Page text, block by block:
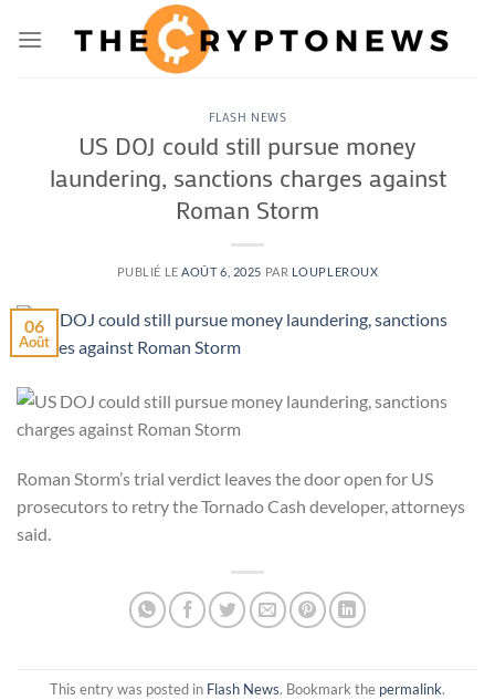
FLASH NEWS
US DOJ could still pursue money
laundering, sanctions charges against
Roman Storm
PUBLIÉ LE AOÛT 6, 2025 PAR LOUPLEROUX
06
Août
Roman Storm’s trial verdict leaves the door open for US
prosecutors to retry the Tornado Cash developer, attorneys
said.
This entry was posted in Flash News. Bookmark the permalink.